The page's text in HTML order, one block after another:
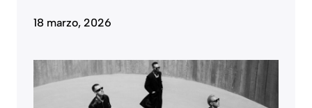
18 marzo, 2026